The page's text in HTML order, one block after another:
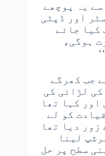
یہ پوچھے
اور ڈپٹی
کیا جائے
ہوگی،
جب کھرگے
لڑائی کی
اور کہا تھا
کو لے
زور دیا تھا
لینا
سطح پر حل